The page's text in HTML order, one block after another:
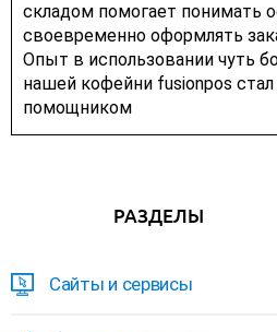
складом помогает понимать
своевременно оформлять
Опыт в использовании чуть
нашей кофейни fusionpos
помощником
РАЗДЕЛЫ
Сайты и сервисы